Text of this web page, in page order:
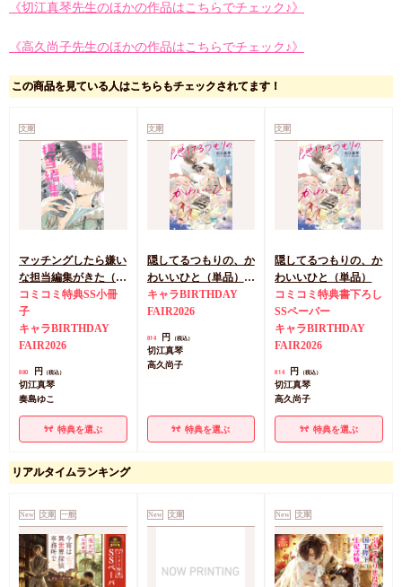
《切江真琴先生のほかの作品はこちらでチェック♪》
《高久尚子先生のほかの作品はこちらでチェック♪》
この商品を見ている人はこちらもチェックされてます！
文庫
マッチングしたら嫌い
な担当編集がきた（単
品）
コミコミ特典SS小冊
子
キャラBIRTHDAY
FAIR2026
880 円 （税込）
切江真琴
奏島ゆこ
特典を選ぶ
文庫
隠してるつもりの、か
わいいひと（単品）
【キャラBIRTHDAY
FAIR2026フェア帯・
キャラBIRTHDAY
FAIR2026
814 円 （税込）
切江真琴
高久尚子
特典を選ぶ
文庫
隠してるつもりの、か
わいいひと（単品）
コミコミ特典書下ろし
SSペーパー
キャラBIRTHDAY
FAIR2026
814 円 （税込）
切江真琴
高久尚子
特典を選ぶ
リアルタイムランキング
New 文庫 一般 New 文庫 New 文庫